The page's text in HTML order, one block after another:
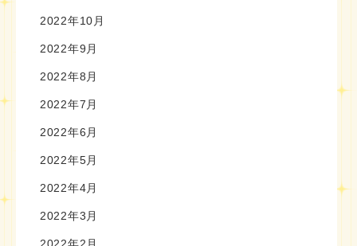
2022年10月
2022年9月
2022年8月
2022年7月
2022年6月
2022年5月
2022年4月
2022年3月
2022年2月